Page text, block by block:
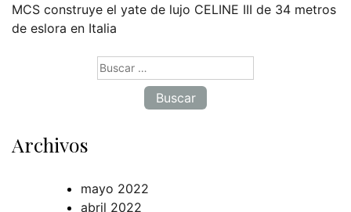
MCS construye el yate de lujo CELINE III de 34 metros
de eslora en Italia
Archivos
mayo 2022
abril 2022